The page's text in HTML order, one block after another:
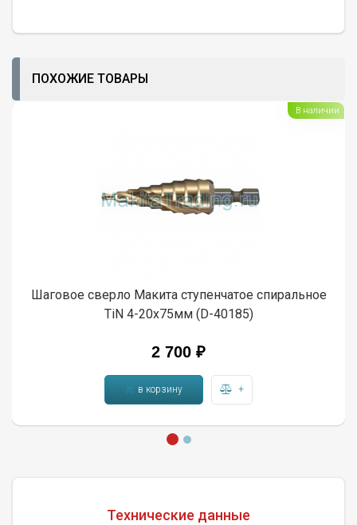
ПОХОЖИЕ ТОВАРЫ
Шаговое сверло Макита ступенчатое спиральное
TiN 4-20х75мм (D-40185)
2 700 ₽
в корзину +
В наличии
Технические данные